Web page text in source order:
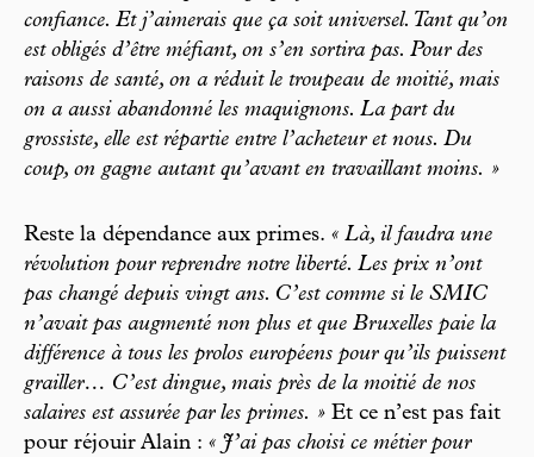
confiance. Et j’aimerais que ça soit universel. Tant qu’on
est obligés d’être méfiant, on s’en sortira pas. Pour des
raisons de santé, on a réduit le troupeau de moitié, mais
on a aussi abandonné les maquignons. La part du
grossiste, elle est répartie entre l’acheteur et nous. Du
coup, on gagne autant qu’avant en travaillant moins. »
Reste la dépendance aux primes. « Là, il faudra une
révolution pour reprendre notre liberté. Les prix n’ont
pas changé depuis vingt ans. C’est comme si le SMIC
n’avait pas augmenté non plus et que Bruxelles paie la
différence à tous les prolos européens pour qu’ils puissent
grailler… C’est dingue, mais près de la moitié de nos
salaires est assurée par les primes. » Et ce n’est pas fait
pour réjouir Alain : « J’ai pas choisi ce métier pour